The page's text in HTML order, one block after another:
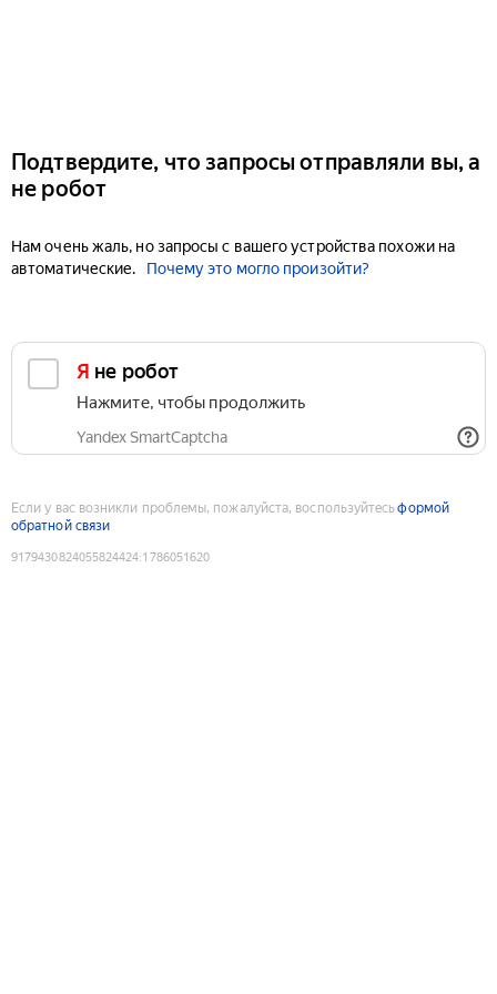
Подтвердите, что запросы отправляли вы, а
не робот
Нам очень жаль, но запросы с вашего устройства похожи на
автоматические.
Почему это могло произойти?
Я не робот
Нажмите, чтобы продолжить
Yandex SmartCaptcha
Если у вас возникли проблемы, пожалуйста, воспользуйтесьформой
обратной связи
9179430824055824424:1786051620